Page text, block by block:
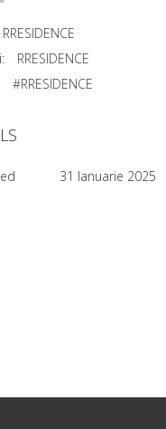
RRESIDENCE
RRESIDENCE
#RRESIDENCE
31 Ianuarie 2025